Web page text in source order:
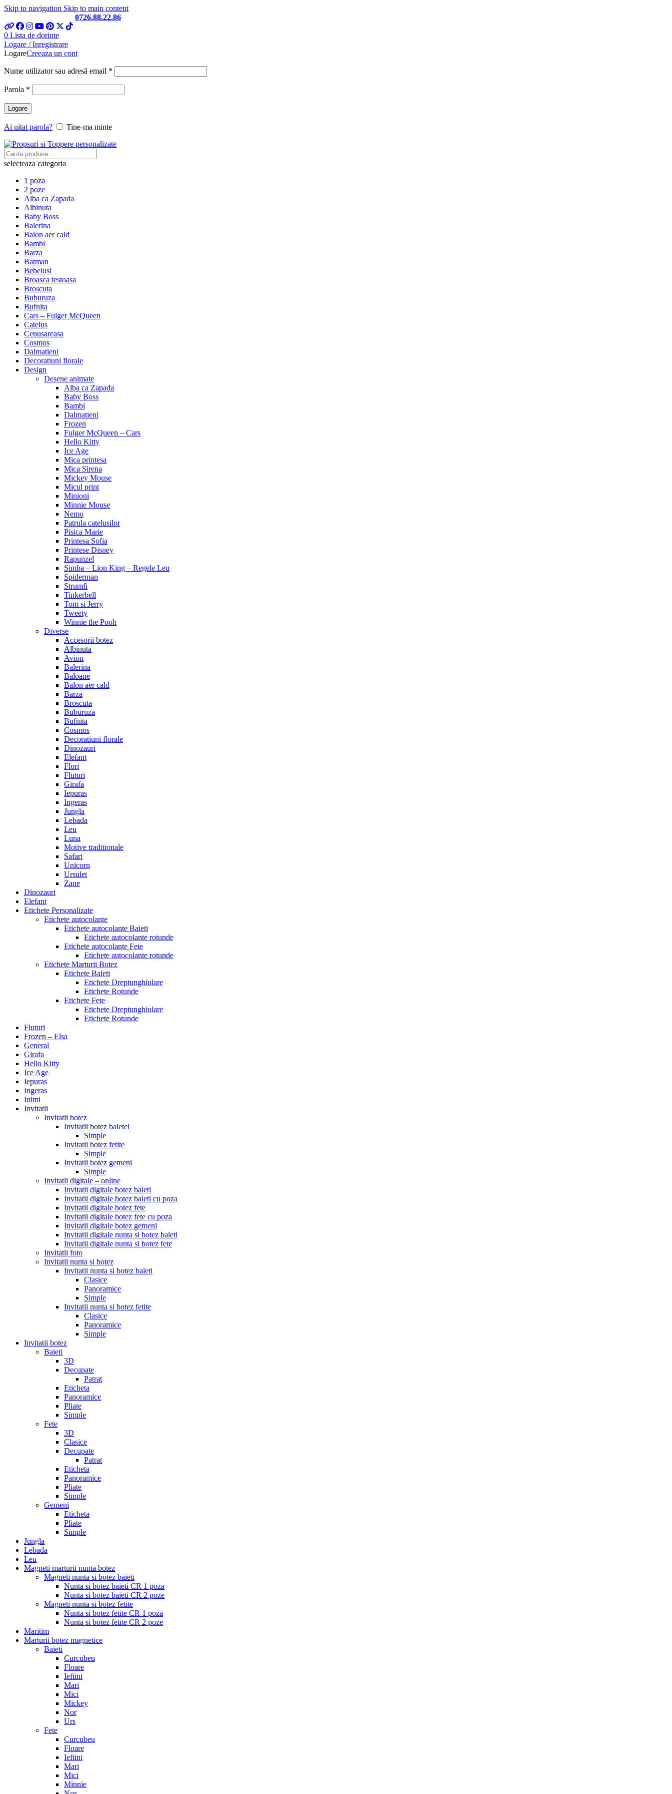
Skip to navigation Skip to main content
0726.88.22.86
0 Lista de dorinte
Logare / Inregistrare
LogareCreeaza un cont
Nume utilizator sau adresă email *
Parola *
Logare
Ai uitat parola? Tine-ma minte
selecteaza categoria
1 poza
2 poze
Alba ca Zapada
Albinuta
Baby Boss
Balerina
Balon aer cald
Bambi
Barza
Batman
Bebelusi
Broasca testoasa
Broscuta
Buburuza
Bufnita
Cars – Fulger McQueen
Catelus
Cenusareasa
Cosmos
Dalmatieni
Decoratiuni florale
Design
Desene animate
Alba ca Zapada
Baby Boss
Bambi
Dalmatieni
Frozen
Fulger McQueen – Cars
Hello Kitty
Ice Age
Mica printesa
Mica Sirena
Mickey Mouse
Micul print
Minioni
Minnie Mouse
Nemo
Patrula catelusilor
Pisica Marie
Printesa Sofia
Printese Disney
Rapunzel
Simba – Lion King – Regele Leu
Spiderman
Strumfi
Tinkerbell
Tom si Jerry
Tweety
Winnie the Pooh
Diverse
Accesorii botez
Albinuta
Avion
Balerina
Baloane
Balon aer cald
Barza
Broscuta
Buburuza
Bufnita
Cosmos
Decoratiuni florale
Dinozauri
Elefant
Flori
Fluturi
Girafa
Iepuras
Ingeras
Jungla
Lebada
Leu
Luna
Motive traditionale
Safari
Unicorn
Ursulet
Zane
Dinozauri
Elefant
Etichete Personalizate
Etichete autocolante
Etichete autocolante Baieti
Etichete autocolante rotunde
Etichete autocolante Fete
Etichete autocolante rotunde
Etichete Marturii Botez
Etichete Baieti
Etichete Dreptunghiulare
Etichete Rotunde
Etichete Fete
Etichete Dreptunghiulare
Etichete Rotunde
Fluturi
Frozen – Elsa
General
Girafa
Hello Kitty
Ice Age
Iepuras
Ingeras
Inimi
Invitatii
Invitatii botez
Invitatii botez baietei
Simple
Invitatii botez fetite
Simple
Invitatii botez gemeni
Simple
Invitatii digitale – online
Invitatii digitale botez baieti
Invitatii digitale botez baieti cu poza
Invitatii digitale botez fete
Invitatii digitale botez fete cu poza
Invitatii digitale botez gemeni
Invitatii digitale nunta si botez baieti
Invitatii digitale nunta si botez fete
Invitatii foto
Invitatii nunta si botez
Invitatii nunta si botez baieti
Clasice
Panoramice
Simple
Invitatii nunta si botez fetite
Clasice
Panoramice
Simple
Invitatii botez
Baieti
3D
Decupate
Patrat
Eticheta
Panoramice
Pliate
Simple
Fete
3D
Clasice
Decupate
Patrat
Eticheta
Panoramice
Pliate
Simple
Gemeni
Eticheta
Pliate
Simple
Jungla
Lebada
Leu
Magneti marturii nunta botez
Magneti nunta si botez baieti
Nunta si botez baieti CR 1 poza
Nunta si botez baieti CR 2 poze
Magneti nunta si botez fetite
Nunta si botez fetite CR 1 poza
Nunta si botez fetite CR 2 poze
Maritim
Marturii botez magnetice
Baieti
Curcubeu
Floare
Ieftini
Mari
Mici
Mickey
Nor
Urs
Fete
Curcubeu
Floare
Ieftini
Mari
Mici
Minnie